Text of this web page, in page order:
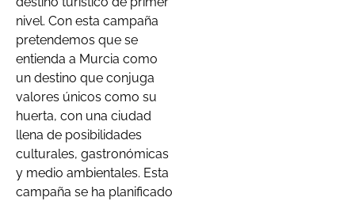
nivel. Con esta campaña
pretendemos que se
entienda a Murcia como
un destino que conjuga
valores únicos como su
huerta, con una ciudad
llena de posibilidades
culturales, gastronómicas
y medio ambientales. Esta
campaña se ha planificado